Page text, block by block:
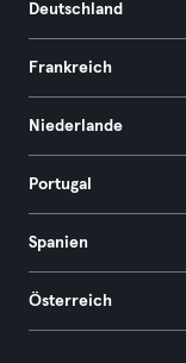
Deutschland
Frankreich
Niederlande
Portugal
Spanien
Österreich